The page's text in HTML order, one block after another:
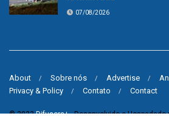
07/08/2026
About Sobre nós Advertise
Privacy & Policy
Contato Contact